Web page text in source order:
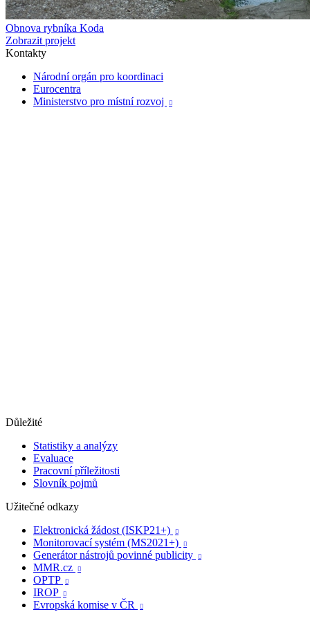
Obnova rybníka Koda
Zobrazit projekt
Kontakty
Národní orgán pro koordinaci
Eurocentra
Ministerstvo pro místní rozvoj

Důležité
Statistiky a analýzy
Evaluace
Pracovní příležitosti
Slovník pojmů
Užitečné odkazy
Elektronická žádost (ISKP21+)

Monitorovací systém (MS2021+) 
Generátor nástrojů povinné publicity 
MMR.cz 
OPTP 
IROP 
Evropská komise v ČR 